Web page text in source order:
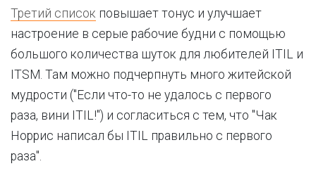
Третий список повышает тонус и улучшает
настроение в серые рабочие будни с помощью
большого количества шуток для любителей ITIL и
ITSM. Там можно подчерпнуть много житейской
мудрости ("Если что-то не удалось с первого
раза, вини ITIL!") и согласиться с тем, что "Чак
Норрис написал бы ITIL правильно с первого
раза".